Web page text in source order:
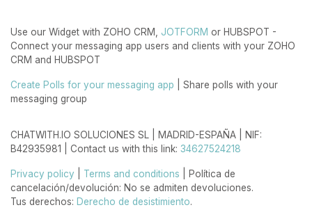
Use our Widget with ZOHO CRM, JOTFORM or HUBSPOT -
Connect your messaging app users and clients with your ZOHO
CRM and HUBSPOT
Create Polls for your messaging app | Share polls with your
messaging group
CHATWITH.IO SOLUCIONES SL | MADRID-ESPAÑA | NIF:
B42935981 | Contact us with this link: 34627524218
Privacy policy Terms and conditions | Política de
cancelación/devolución: No se admiten devoluciones.
Tus derechos: Derecho de desistimiento.